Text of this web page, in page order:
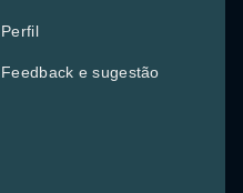
Perfil
Feedback e sugestão